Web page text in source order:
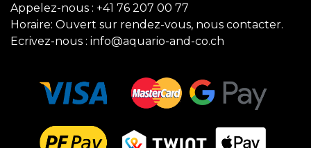
Appelez-nous : +41 76 207 00 77
Horaire: Ouvert sur rendez-vous, nous contacter.
Ecrivez-nous : info@aquario-and-co.ch